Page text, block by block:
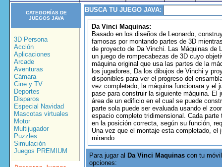
CATEGORÍAS DE
JUEGOS JAVA
3D Persona
Acción
Aplicaciones
Arcade
Aventuras
Cámara
Cine y TV
Deportes
Disparos
Especial Navidad
Mascotas virtuales
Motor
Multijugador
Puzzles
Simulación
Juegos PREMIUM
BUSCA TU JUEGO JAVA:
Da Vinci Maquinas:
Basado en los diseños de Leonardo,
famosas por montando partes de 3D
de proyecto de Da Vinchi. Las Máquinas de
un juego de rompecabezas de 3D cuyo
máquina original que usa las partes de la
los jugadores, Da los dibujos de Vinchi y
disponibles para ver el progreso del
vez completado, la máquina funcionara y el
pase para construir la siguiente máquina. El
área de un edificio en el cual se puede
parte sola puede ser evaluada usando el
espacio completo tridimensional. Cada parte
en la posición correcta, según su función,
Una vez que el montaje esta completado, el
mirando.
Para jugar al Da Vinci Maquinas con tu
opciones: